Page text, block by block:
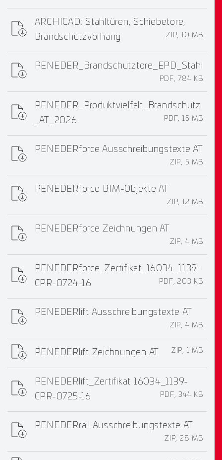
ARCHICAD: Stahltüren, Schiebetore,
Brandschutzvorhang
ZIP, 10 MB
PENEDER_Brandschutztore_EPD_Stahl
PDF, 784 KB
PENEDER_Produktvielfalt_Brandschutz
_AT_2026
PDF, 15 MB
PENEDERforce Ausschreibungstexte AT
ZIP, 5 MB
PENEDERforce BIM-Objekte AT
ZIP, 12 MB
PENEDERforce Zeichnungen AT
ZIP, 4 MB
PENEDERforce_Zertifikat_16034_1139-
CPR-0724-16
PDF, 203 KB
PENEDERlift Ausschreibungstexte AT
ZIP, 4 MB
PENEDERlift Zeichnungen AT ZIP, 1 MB
PENEDERlift_Zertifikat 16034_1139-
CPR-0725-16
PDF, 344 KB
PENEDERrail Ausschreibungstexte AT
ZIP, 28 MB